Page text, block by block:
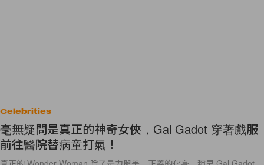
Celebrities
毫無疑問是真正的神奇女俠，Gal Gadot 穿著戲服
前往醫院替病童打氣！